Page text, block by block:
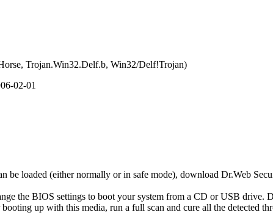
Trojan.Win32.Delf.b, Win32/Delf!Trojan)
02-01
be loaded (either normally or in safe mode), download Dr.Web
the BIOS settings to boot your system from a CD or USB drive.
up with this media, run a full scan and cure all the detected